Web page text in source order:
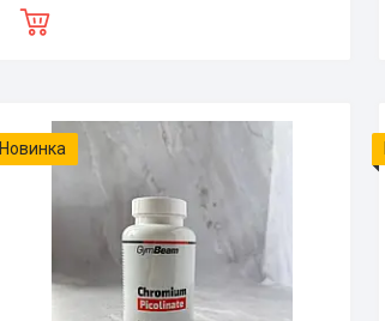
Новинка